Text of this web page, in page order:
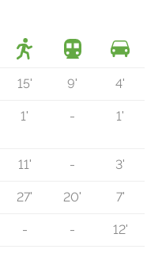
15' 9' 4'
1' - 1'
11' - 3'
27' 20' 7'
- - 12'